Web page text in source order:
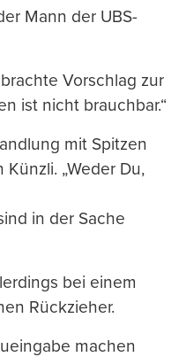
Mann der UBS-
Vorschlag zur
ist nicht brauchbar.“
mit Spitzen
„Weder Du,
in der Sache
bei einem
Rückzieher.
machen